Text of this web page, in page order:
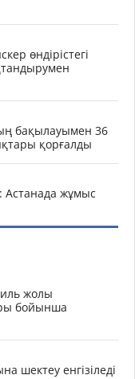
өндірістегі
бақылауымен 36
қорғалды
Астанада жұмыс
жолы
бойынша
шектеу енгізіледі